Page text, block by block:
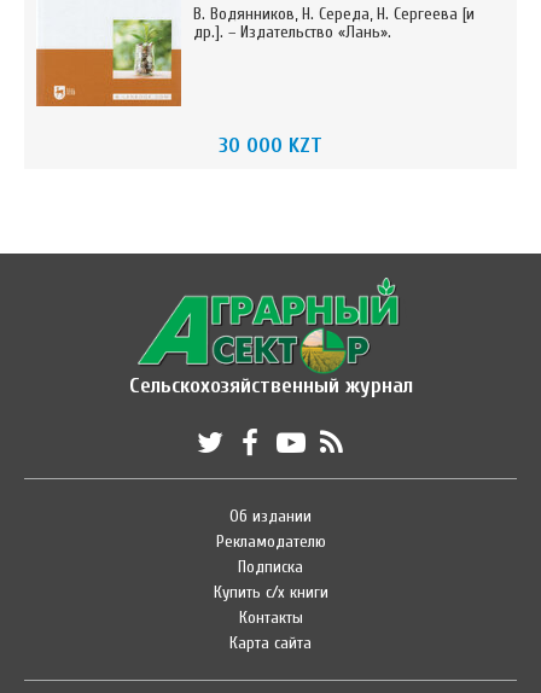
В. Водянников, Н. Середа, Н. Сергеева [и
др.]. – Издательство «Лань».
30 000 KZT
Сельскохозяйственный журнал
Об издании
Рекламодателю
Подписка
Купить с/х книги
Контакты
Карта сайта